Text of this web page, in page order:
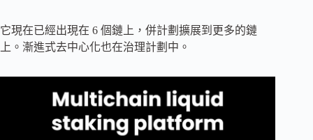
它現在已經出現在 6 個鏈上，併計劃擴展到更多的鏈
上。漸進式去中心化也在治理計劃中。